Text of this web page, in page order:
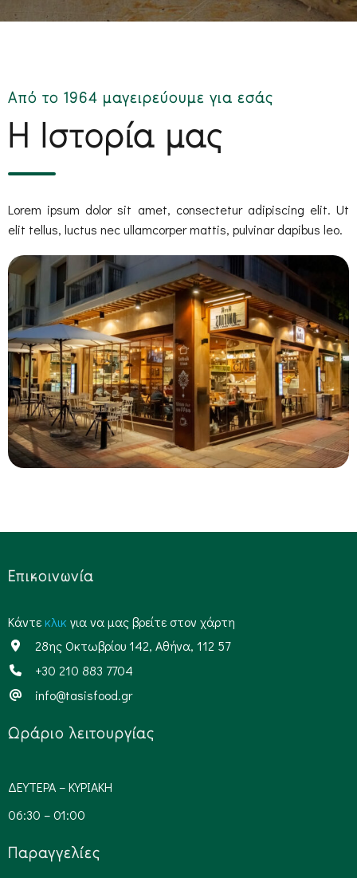
Από το 1964 μαγειρεύουμε για εσάς
Η Ιστορία μας
Lorem ipsum dolor sit amet, consectetur adipiscing elit. Ut
elit tellus, luctus nec ullamcorper mattis, pulvinar dapibus leo.
Επικοινωνία
Kάντεκλικ για να μας βρείτε στον χάρτη
28ης Οκτωβρίου 142, Αθήνα, 112 57
+30 210 883 7704
info@tasisfood.gr
Ωράριο λειτουργίας​
ΔΕΥΤΕΡΑ – ΚΥΡΙΑΚΗ
06:30 – 01:00
Παραγγελίες